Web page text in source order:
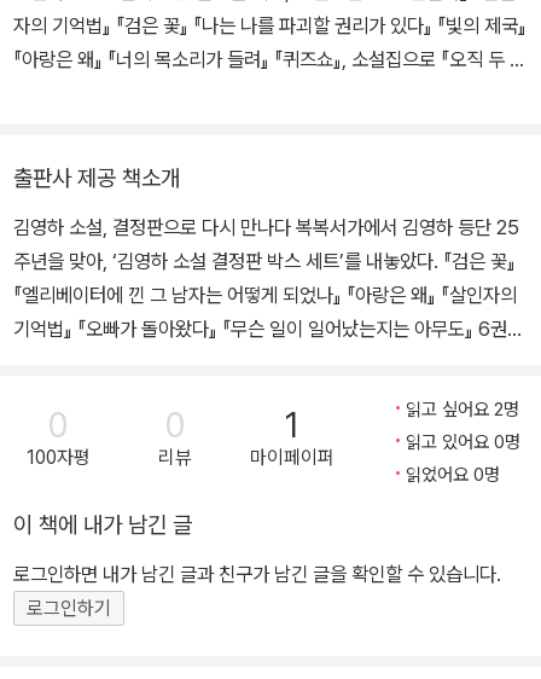
자의 기억법』 『검은 꽃』 『나는 나를 파괴할 권리가 있다』 『빛의 제국』
『아랑은 왜』 『너의 목소리가 들려』 『퀴즈쇼』, 소설집으로 『오직 두 사
학상, 동인문학상, 황순원문학상, 현대문학상, 만해문학상, 김유정문
학상 등을 수상했다. 독일과 일본에서 각각 독립출판사문학상과 번역
대상을 받았다. 30여 개국에 작품이 번역 출간되어 있다.
출판사 제공 책소개
김영하 소설, 결정판으로 다시 만나다 복복서가에서 김영하 등단 25
주년을 맞아, ‘김영하 소설 결정판 박스 세트’를 내놓았다. 『검은 꽃』
『엘리베이터에 낀 그 남자는 어떻게 되었나』 『아랑은 왜』 『살인자의
기억법』 『오빠가 돌아왔다』 『무슨 일이 일어났는지는 아무도』 6권을
려』 『퀴즈쇼』 『나는 나를 파괴할 권리가 있다』 『빛의 제국』 6권을 묶
어 2차분으로 출간했다. 결정판의 출간을 위해 작가는 그간 여러 출
판사에서 나온 판본을 모두 꼼꼼히 검토하면서 시대의 변화에 발맞춰
와 구성까지 대폭 수정하였다. ‘결정판’이라는 이름에 부끄럽지 않도
록 작가와 편집진 모두 지난 25년의 작가의 문학적 공과를 모두 담아
내 이후 김영하 소설 문학의 저본으로 만들겠다는 각오로 임하였다.
개개의 작품들이 출간된 이후 발표된 작품론은 물론, 작품에 대한 문
0
100자평
0
리뷰
1
마이페이퍼
읽고 싶어요 2명
읽고 있어요 0명
읽었어요 0명
이 책에 내가 남긴 글
로그인하면 내가 남긴 글과 친구가 남긴 글을 확인할 수 있습니다.
로그인하기